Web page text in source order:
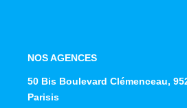
NOS AGENCES
50 Bis Boulevard Clémenceau,
Parisis